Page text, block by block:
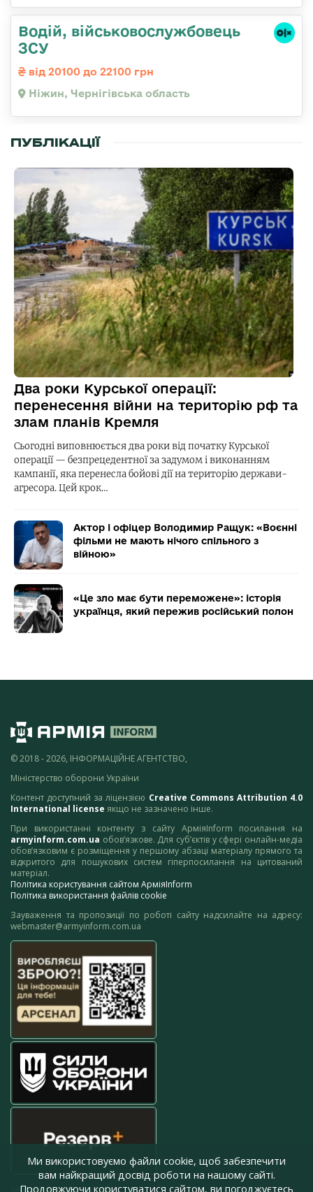
Водій, військовослужбовець
ЗСУ
від 20100 до 22100 грн
Ніжин, Чернігівська область
ПУБЛІКАЦІЇ
Два роки Курської операції:
перенесення війни на територію рф та
злам планів Кремля
Сьогодні виповнюється два роки від початку Курської
операції — безпрецедентної за задумом і виконанням
кампанії, яка перенесла бойові дії на територію держави-
агресора. Цей крок…
Актор і офіцер Володимир Ращук: «Воєнні
фільми не мають нічого спільного з
війною»
«Це зло має бути переможене»: історія
українця, який пережив російський полон
© 2018 - 2026, ІНФОРМАЦІЙНЕ АГЕНТСТВО,
Міністерство оборони України
Контент доступний за ліцензією Creative Commons Attribution 4.0
International license якщо не зазначено інше.
При використанні контенту з сайту АрміяInform посилання на
armyinform.com.ua обов’язкове. Для суб’єктів у сфері онлайн-медіа
обов’язковим є розміщення у першому абзаці матеріалу прямого та
відкритого для пошукових систем гіперпосилання на цитований
матеріал.
Політика користування сайтом АрміяInform
Політика використання файлів cookie
Зауваження та пропозиції по роботі сайту надсилайте на адресу:
webmaster@armyinform.com.ua
Ми використовуємо файли cookie, щоб забезпечити
вам найкращий досвід роботи на нашому сайті.
Продовжуючи користуватися сайтом, ви погоджуєтесь